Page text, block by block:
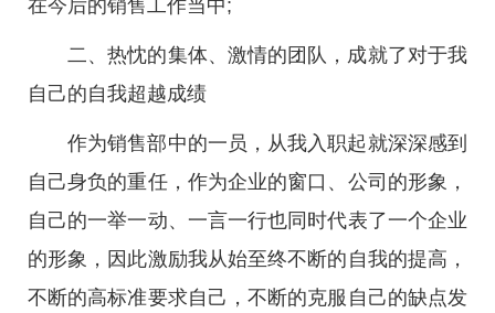
在今后的销售工作当中;
二、热忱的集体、激情的团队，成就了对于我
自己的自我超越成绩
作为销售部中的一员，从我入职起就深深感到
自己身负的重任，作为企业的窗口、公司的形象，
自己的一举一动、一言一行也同时代表了一个企业
的形象，因此激励我从始至终不断的自我的提高，
不断的高标准要求自己，不断的克服自己的缺点发